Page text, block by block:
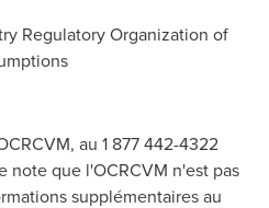
Regulatory Organization of
au 1 877 442-4322
note que l'OCRCVM n'est pas
supplémentaires au